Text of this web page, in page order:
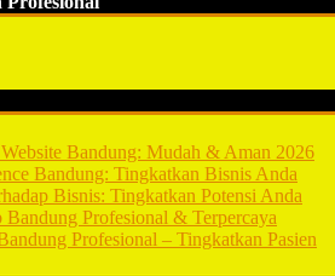
Bandung: Mudah & Aman 2026
Bandung: Tingkatkan Bisnis Anda
Bisnis: Tingkatkan Potensi Anda
Bandung Profesional & Terpercaya
Profesional – Tingkatkan Pasien